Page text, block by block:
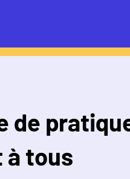
de
à tous